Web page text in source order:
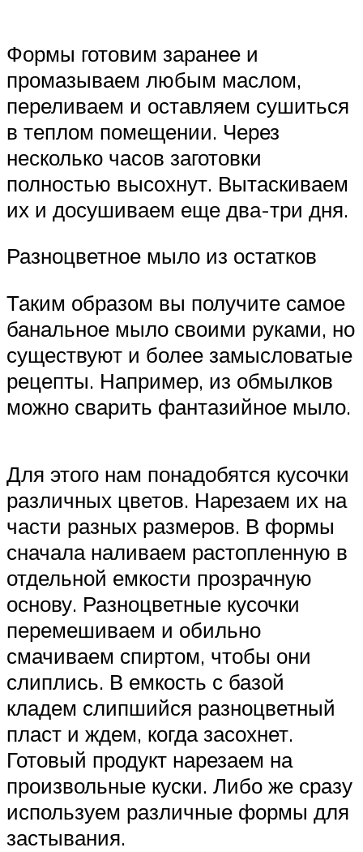
Формы готовим заранее и
промазываем любым маслом,
переливаем и оставляем сушиться
в теплом помещении. Через
несколько часов заготовки
полностью высохнут. Вытаскиваем
их и досушиваем еще два-три дня.
Разноцветное мыло из остатков
Таким образом вы получите самое
банальное мыло своими руками, но
существуют и более замысловатые
рецепты. Например, из обмылков
можно сварить фантазийное мыло.
Для этого нам понадобятся кусочки
различных цветов. Нарезаем их на
части разных размеров. В формы
сначала наливаем растопленную в
отдельной емкости прозрачную
основу. Разноцветные кусочки
перемешиваем и обильно
смачиваем спиртом, чтобы они
слиплись. В емкость с базой
кладем слипшийся разноцветный
пласт и ждем, когда засохнет.
Готовый продукт нарезаем на
произвольные куски. Либо же сразу
используем различные формы для
застывания.